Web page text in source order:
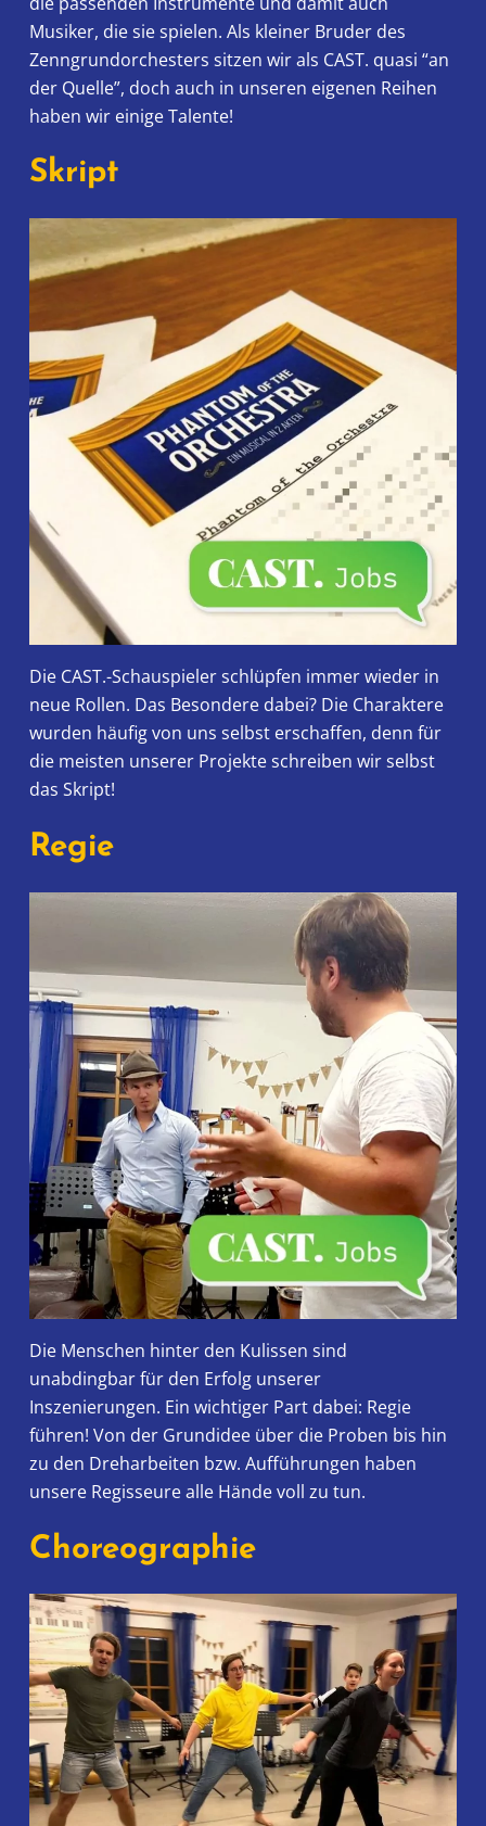
Musiker, die sie spielen. Als kleiner Bruder des
Zenngrundorchesters sitzen wir als CAST. quasi “an
der Quelle”, doch auch in unseren eigenen Reihen
haben wir einige Talente!
Skript
Die CAST.-Schauspieler schlüpfen immer wieder in
neue Rollen. Das Besondere dabei? Die Charaktere
wurden häufig von uns selbst erschaffen, denn für
die meisten unserer Projekte schreiben wir selbst
das Skript!
Regie
Die Menschen hinter den Kulissen sind
unabdingbar für den Erfolg unserer
Inszenierungen. Ein wichtiger Part dabei: Regie
führen! Von der Grundidee über die Proben bis hin
zu den Dreharbeiten bzw. Aufführungen haben
unsere Regisseure alle Hände voll zu tun.
Choreographie